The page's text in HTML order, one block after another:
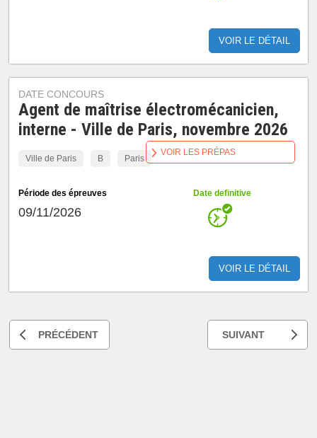
VOIR LE DÉTAIL
DATE CONCOURS
Agent de maîtrise électromécanicien,
interne - Ville de Paris, novembre 2026
Ville de Paris B Paris
Période des épreuves
09/11/2026
Date definitive
VOIR LE DÉTAIL
VOIR LES PRÉPAS
PRÉCÉDENT SUIVANT